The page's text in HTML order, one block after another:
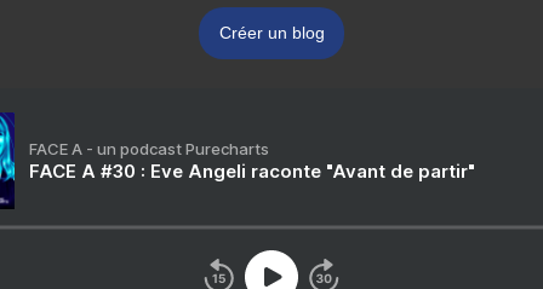
Créer un blog
FACE A - un podcast Purecharts
FACE A #30 : Eve Angeli raconte "Avant de partir"